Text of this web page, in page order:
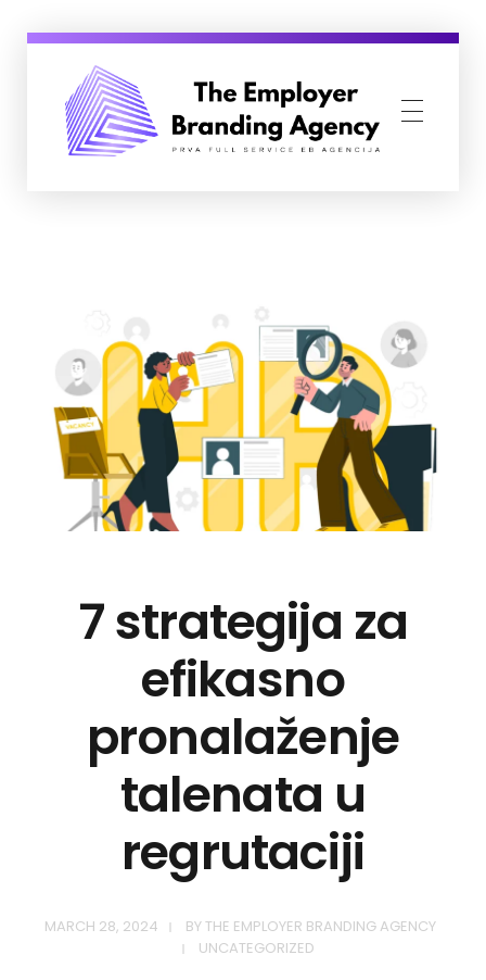
7 strategija za
efikasno
pronalaženje
talenata u
regrutaciji
MARCH 28, 2024 BYTHE EMPLOYER BRANDING AGENCY
UNCATEGORIZED